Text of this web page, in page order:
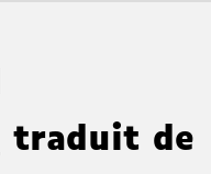
traduit de